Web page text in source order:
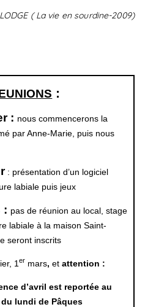
( La vie en sourdine-2009)
:
: nous commencerons la
par Anne-Marie, puis nous
: présentation d’un logiciel
labiale puis jeux
: pas de réunion au local, stage
labiale à la maison Saint-
seront inscrits
1er mars, et attention :
est reportée au
lundi de Pâques